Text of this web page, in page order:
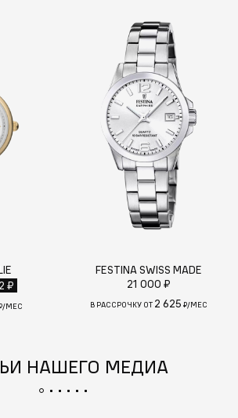
₽
МЕС
FESTINA SWISS MADE
21 000 ₽
В РАССРОЧКУ ОТ 2 625 ₽/МЕС
НАШЕГО МЕДИА